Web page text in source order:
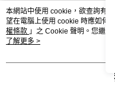
熱門標籤
本網站中使用 cookie，欲查詢有
望在電腦上使用 cookie 時應如何
權條款 」之 Cookie 聲明。您繼
用條款之 Cookie 聲明使用 cookie。
了解更多 >